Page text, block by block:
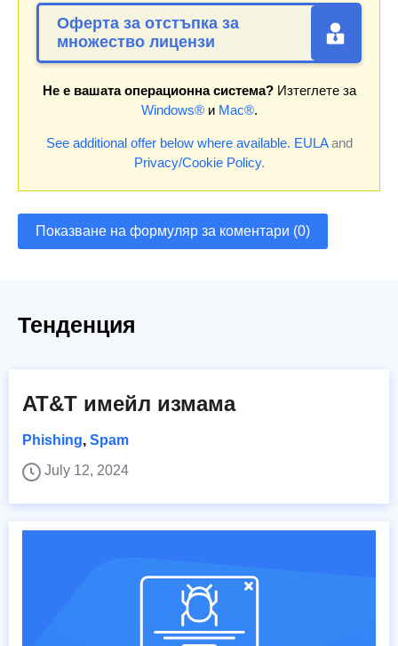
Оферта за отстъпка за
множество лицензи
Не е вашата операционна система?Изтеглете за
Windows®и Mac®.
See additional offer below where available. EULAand
Privacy/Cookie Policy.
Показване на формуляр за коментари (0)
Тенденция
AT&T имейл измама
Phishing, Spam
July 12, 2024